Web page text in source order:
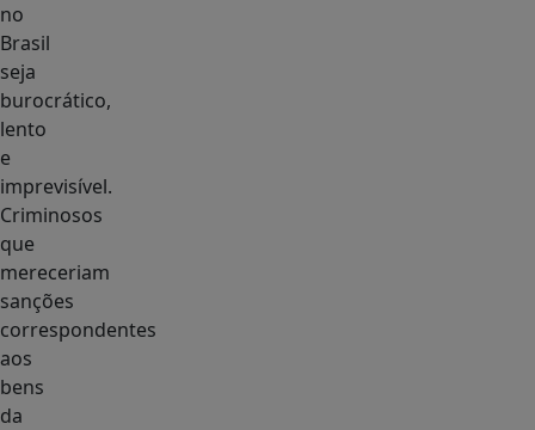
no
Brasil
seja
burocrático,
lento
e
imprevisível.
Criminosos
que
mereceriam
sanções
correspondentes
aos
bens
da